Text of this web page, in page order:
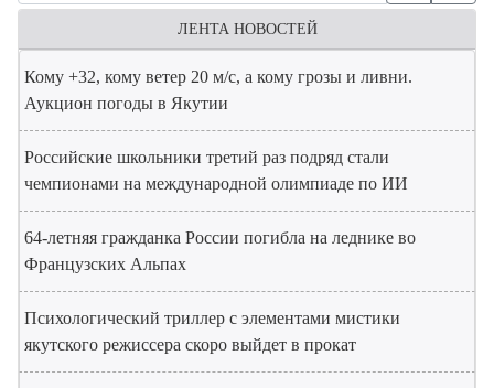
ЛЕНТА НОВОСТЕЙ
Кому +32, кому ветер 20 м/с, а кому грозы и ливни.
Аукцион погоды в Якутии
Российские школьники третий раз подряд стали
чемпионами на международной олимпиаде по ИИ
64-летняя гражданка России погибла на леднике во
Французских Альпах
Психологический триллер с элементами мистики
якутского режиссера скоро выйдет в прокат